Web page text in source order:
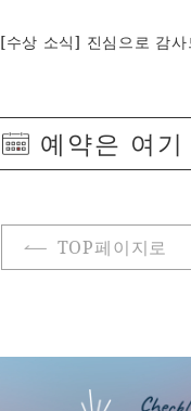
[수상 소식] 진심으로 감사드립니다! Booking.com ‘Traveller
예약은 여기
TOP페이지로